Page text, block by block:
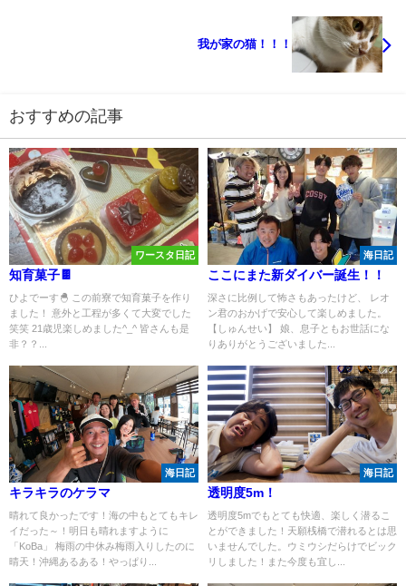
我が家の猫！！！
おすすめの記事
ワースタ日記
知育菓子🍫
ひよでーす🐣 この前寮で知育菓子を作り
ました！ 意外と工程が多くて大変でした
笑笑 21歳児楽しめました^_^ 皆さんも是
非？？...
海日記
ここにまた新ダイバー誕生！！
深さに比例して怖さもあったけど、 レオ
ン君のおかげで安心して楽しめました。
【しゅんせい】 娘、息子ともお世話にな
りありがとうございました...
海日記
キラキラのケラマ
晴れて良かったです！海の中もとてもキレ
イだった～！明日も晴れますように
「KoBa」 梅雨の中休み梅雨入りしたのに
晴天！沖縄あるある！やっぱり...
海日記
透明度5m！
透明度5mでもとても快適、楽しく潜るこ
とができました！天願桟橋で潜れるとは思
いませんでした。ウミウシだらけでビック
リしました！また今度も宜し...